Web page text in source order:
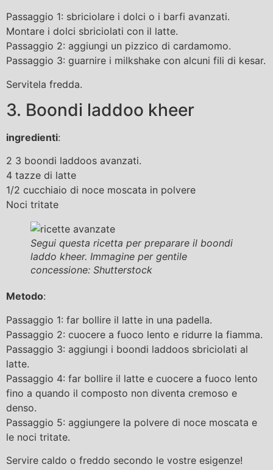
Passaggio 1: sbriciolare i dolci o i barfi avanzati.
Montare i dolci sbriciolati con il latte.
Passaggio 2: aggiungi un pizzico di cardamomo.
Passaggio 3: guarnire i milkshake con alcuni fili di kesar.
Servitela fredda.
3. Boondi laddoo kheer
ingredienti:
2 3 boondi laddoos avanzati.
4 tazze di latte
1/2 cucchiaio di noce moscata in polvere
Noci tritate
Segui questa ricetta per preparare il boondi
laddo kheer. Immagine per gentile
concessione: Shutterstock
Metodo:
Passaggio 1: far bollire il latte in una padella.
Passaggio 2: cuocere a fuoco lento e ridurre la fiamma.
Passaggio 3: aggiungi i boondi laddoos sbriciolati al
latte.
Passaggio 4: far bollire il latte e cuocere a fuoco lento
fino a quando il composto non diventa cremoso e
denso.
Passaggio 5: aggiungere la polvere di noce moscata e
le noci tritate.
Servire caldo o freddo secondo le vostre esigenze!